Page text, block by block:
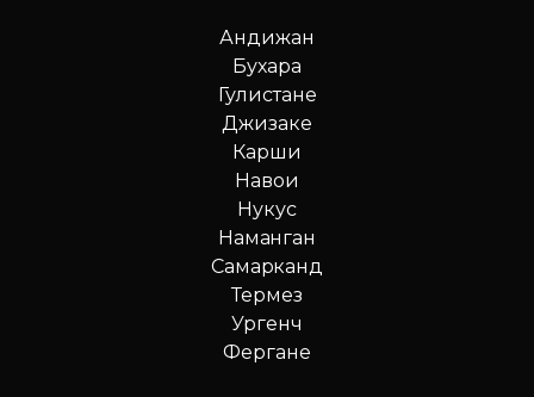
Андижан
Бухара
Гулистане
Джизаке
Карши
Навои
Нукус
Наманган
Самарканд
Термез
Ургенч
Фергане